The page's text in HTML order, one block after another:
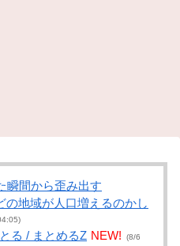
瞬間から歪み出す
の地域が人口増えるのかし
る / まとめるZ NEW!
(8/6